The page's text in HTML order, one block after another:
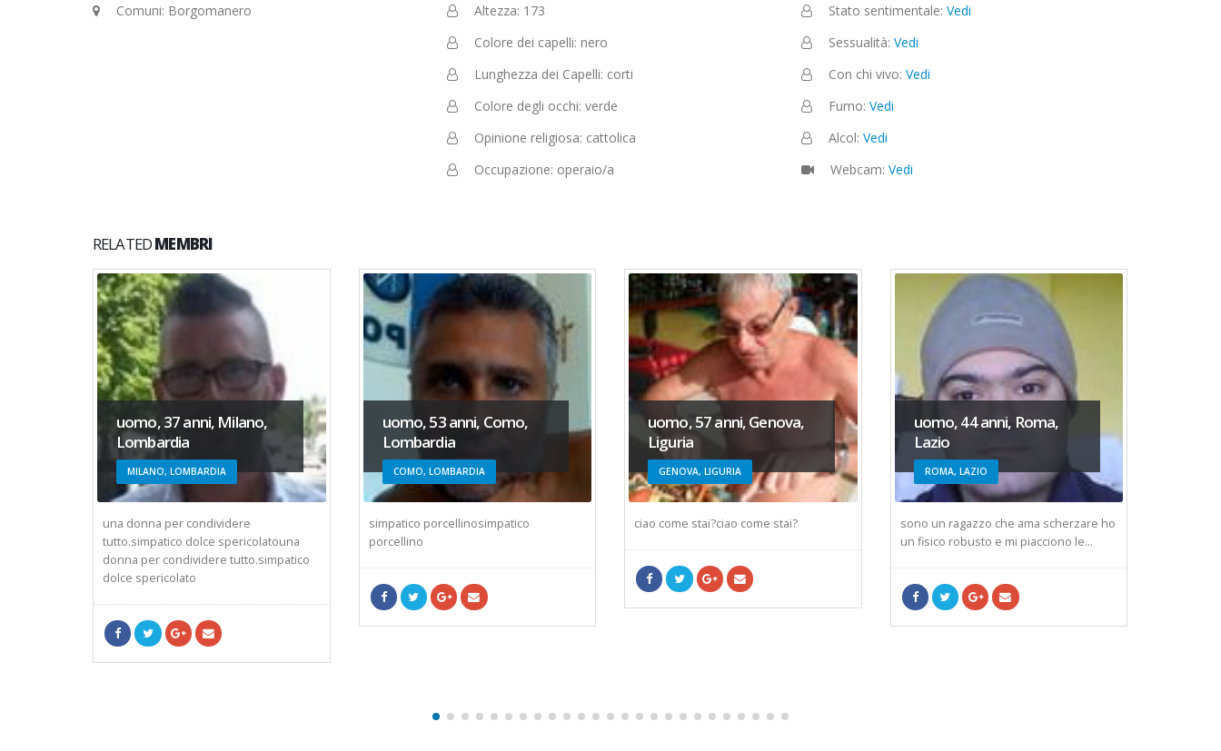
Comuni: Borgomanero
Altezza: 173
Colore dei capelli: nero
Lunghezza dei Capelli: corti
Colore degli occhi: verde
Opinione religiosa: cattolica
Occupazione: operaio/a
Stato sentimentale: Vedi
Sessualità: Vedi
Con chi vivo: Vedi
Fumo: Vedi
Alcol: Vedi
Webcam: Vedi
RELATEDMEMBRI
uomo, 37 anni, Milano,
Lombardia
MILANO, LOMBARDIA
una donna per condividere
tutto.simpatico dolce spericolatouna
donna per condividere tutto.simpatico
dolce spericolato
uomo, 53 anni, Como,
Lombardia
COMO, LOMBARDIA
simpatico porcellinosimpatico
porcellino
uomo, 57 anni, Genova,
Liguria
GENOVA, LIGURIA
ciao come stai?ciao come stai?
uomo, 44 anni, Roma,
Lazio
ROMA, LAZIO
sono un ragazzo che ama scherzare ho
un fisico robusto e mi piacciono le...